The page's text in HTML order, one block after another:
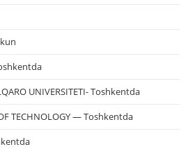
UNIVERSITETI- Toshkentda
TECHNOLOGY — Toshkentda